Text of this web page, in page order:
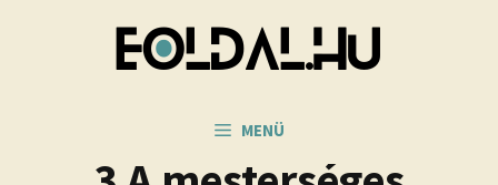
MENÜ